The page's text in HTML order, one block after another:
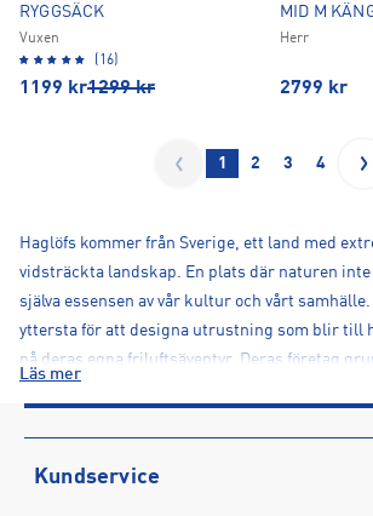
RYGGSÄCK
Vuxen
(16)
1199 kr1299 kr
MID M
Herr
2799 kr
1 2 3 4
Haglöfs kommer från Sverige, ett land med
vidsträckta landskap. En plats där naturen inte
själva essensen av vår kultur och vårt
yttersta för att designa utrustning som blir till
på deras egna friluftsäventyr. Deras företag
en ny standard för hantverket.
Läs mer
Kundservice